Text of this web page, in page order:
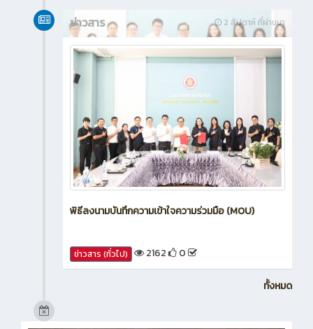
2 สัปดาห์ ที่ผ่านมา
ข่าวสาร
พิธีลงนามบันทึกความเข้าใจความร่วมมือ (MOU)
ข่าวสาร (ทั่วไป) 2162 0
ทั้งหมด